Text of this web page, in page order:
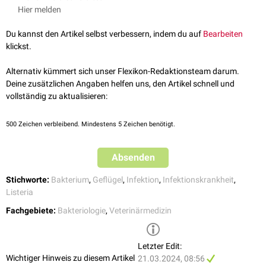
immunsupprimierte
Verlaufsformen erkranken können.
Auflage. Stuttgart: UTB Verlag GmbH. ISBN: 978-3-8252-8565-5
Geflügelkrankheiten. 7., überarbeitete Auflage. Hannover:
Schlütersche Verlagsgesellschaft mbH & Co. KG. ISBN: 978-
Hier melden
Du kannst den Artikel selbst verbessern, indem du auf Bearbeiten
klickst.
Alternativ kümmert sich unser Flexikon-Redaktionsteam darum.
Deine zusätzlichen Angaben helfen uns, den Artikel schnell und
vollständig zu aktualisieren:
500 Zeichen verbleibend. Mindestens 5 Zeichen benötigt.
Absenden
Stichworte: Bakterium, Geflügel, Infektion, Infektionskrankheit,
Listeria
Fachgebiete: Bakteriologie, Veterinärmedizin
Wichtiger Hinweis zu diesem Artikel
Letzter Edit:
21.03.2024, 08:56